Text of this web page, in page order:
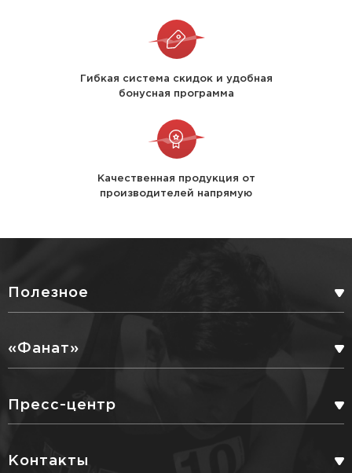
Гибкая система скидок и удобная
бонусная программа
Качественная продукция от
производителей напрямую
Полезное
ДОСТАВКА
«Фанат»
Пресс-центр
Контакты